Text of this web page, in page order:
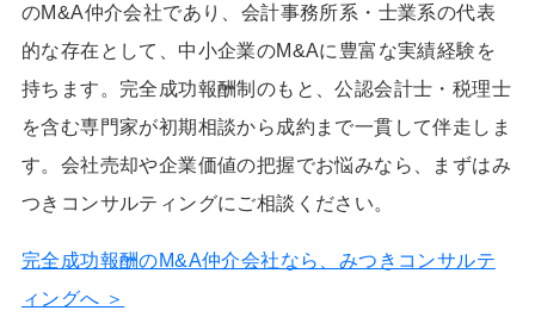
のM&A仲介会社であり、会計事務所系・士業系の代表
的な存在として、中小企業のM&Aに豊富な実績経験を
持ちます。完全成功報酬制のもと、公認会計士・税理士
を含む専門家が初期相談から成約まで一貫して伴走しま
す。会社売却や企業価値の把握でお悩みなら、まずはみ
つきコンサルティングにご相談ください。
完全成功報酬のM&A仲介会社なら、みつきコンサルテ
ィングへ ＞